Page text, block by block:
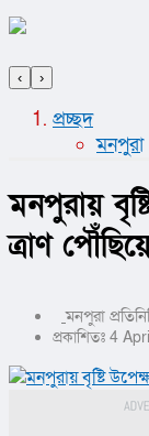
‹ ›
প্রচ্ছদ
মনপুরা
মনপুরায়
ত্রাণ
মনপুরা
প্রকাশিতঃ 4